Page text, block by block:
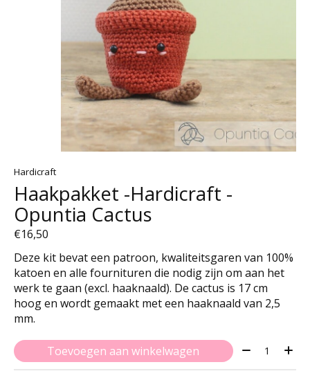
Hardicraft
Haakpakket -Hardicraft -
Opuntia Cactus
€16,50
Deze kit bevat een patroon, kwaliteitsgaren van 100%
katoen en alle fournituren die nodig zijn om aan het
werk te gaan (excl. haaknaald). De cactus is 17 cm
hoog en wordt gemaakt met een haaknaald van 2,5
mm.
Toevoegen aan winkelwagen Aantal: